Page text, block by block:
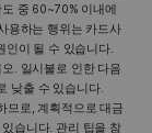
중 60~70% 이내에
용하는 행위는 카드사
인이 될 수 있습니다.
. 일시불로 인한 다음
낮출 수 있습니다.
므로, 계획적으로 대금
습니다. 관리 팁을 참